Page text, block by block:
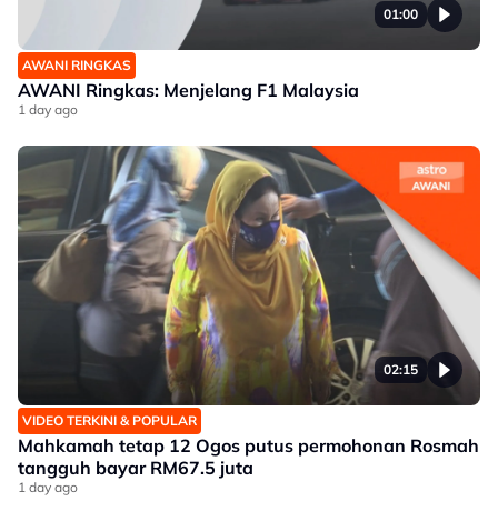
01:00
AWANI RINGKAS
AWANI Ringkas: Menjelang F1 Malaysia
1 day ago
02:15
VIDEO TERKINI & POPULAR
Mahkamah tetap 12 Ogos putus permohonan Rosmah
tangguh bayar RM67.5 juta
1 day ago